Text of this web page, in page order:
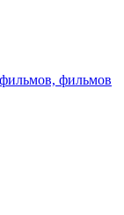
фильмов